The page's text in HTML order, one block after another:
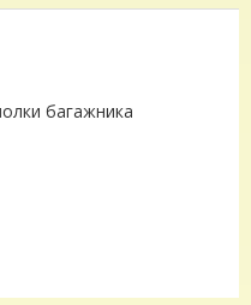
багажника